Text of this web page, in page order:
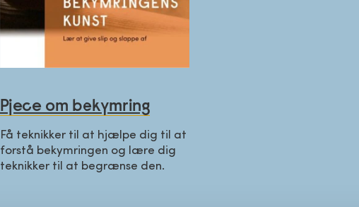
Pjece om bekymring
Få teknikker til at hjælpe dig til at
forstå bekymringen og lære dig
teknikker til at begrænse den.